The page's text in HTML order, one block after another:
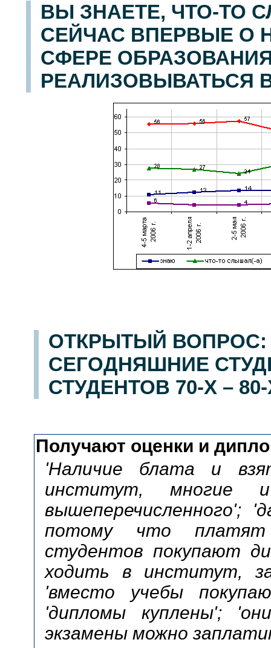
ВЫ ЗНАЕТЕ, ЧТО-ТО
СЕЙЧАС ВПЕРВЫЕ О
СФЕРЕ
РЕАЛИЗОВЫВАТЬСЯ
ОТКРЫТЫЙ
СЕГОДНЯШНИЕ
СТУДЕНТОВ 70-Х –
Получают оценки и
'Наличие блата и
институт, многие
вышеперечисленного';
потому что платят
студентов покупают
ходить в институт,
'вместо учебы
'дипломы куплены';
экзамены можно